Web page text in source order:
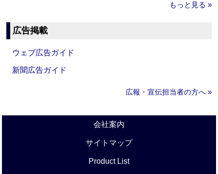
もっと見る »
広告掲載
ウェブ広告ガイド
新聞広告ガイド
広報・宣伝担当者の方へ »
会社案内
サイトマップ
Product List